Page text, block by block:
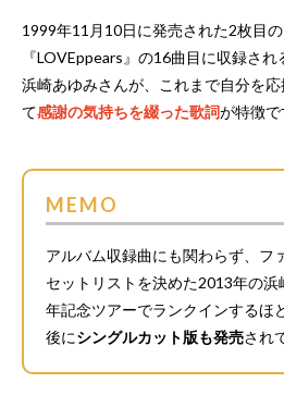
1999年11月10日に発売された2枚目
『LOVEppears』の16曲目に収録され
浜崎あゆみさんが、これまで自分を
て感謝の気持ちを綴った歌詞が特徴で
MEMO
アルバム収録曲にも関わらず、フ
セットリストを決めた2013年の
年記念ツアーでランクインするほ
後にシングルカット版も発売され